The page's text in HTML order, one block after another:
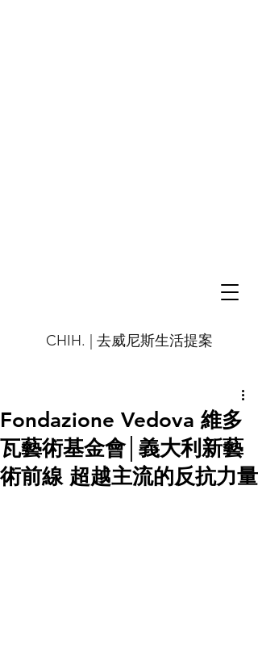
CHIH. | 去威尼斯生活提案
Fondazione Vedova 維多
瓦藝術基金會│義大利新藝
術前線 超越主流的反抗力量